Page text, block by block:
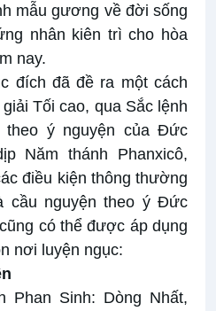
mẫu gương về đời sống
nhân kiên trì cho hòa
nay.
đích đã đề ra một cách
Tối cao, qua Sắc lệnh
theo ý nguyện của Đức
Năm thánh Phanxicô,
điều kiện thông thường
cầu nguyện theo ý Đức
có thể được áp dụng
nơi luyện ngục:
Phan Sinh: Dòng Nhất,